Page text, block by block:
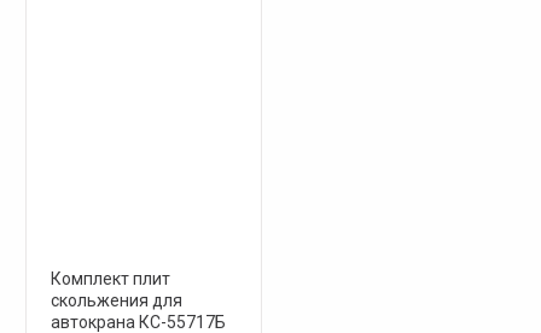
Комплект плит
скольжения для
автокрана КС-55717Б